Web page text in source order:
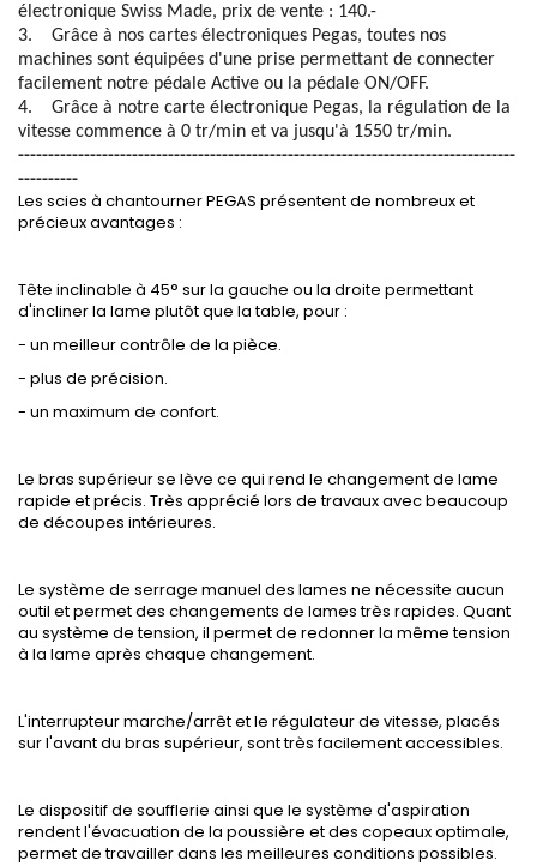
électronique Swiss Made, prix de vente : 140.-
3. Grâce à nos cartes électroniques Pegas, toutes nos
machines sont équipées d'une prise permettant de connecter
facilement notre pédale Active ou la pédale ON/OFF.
4. Grâce à notre carte électronique Pegas, la régulation de la
vitesse commence à 0 tr/min et va jusqu'à 1550 tr/min.
-----------------------------------------------------------------------------------
----------
Les scies à chantourner PEGAS présentent de nombreux et
précieux avantages :
Tête inclinable à 45° sur la gauche ou la droite permettant
d'incliner la lame plutôt que la table, pour :
- un meilleur contrôle de la pièce.
- plus de précision.
- un maximum de confort.
Le bras supérieur se lève ce qui rend le changement de lame
rapide et précis. Très apprécié lors de travaux avec beaucoup
de découpes intérieures.
Le système de serrage manuel des lames ne nécessite aucun
outil et permet des changements de lames très rapides. Quant
au système de tension, il permet de redonner la même tension
à la lame après chaque changement.
L'interrupteur marche/arrêt et le régulateur de vitesse, placés
sur l'avant du bras supérieur, sont très facilement accessibles.
Le dispositif de soufflerie ainsi que le système d'aspiration
rendent l'évacuation de la poussière et des copeaux optimale,
permet de travailler dans les meilleures conditions possibles.